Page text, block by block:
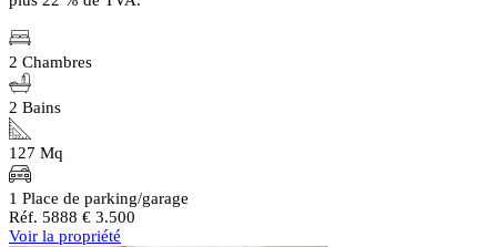
2 Chambres
2 Bains
127 Mq
1 Place de parking/garage
Réf. 5888 € 3.500
Voir la propriété